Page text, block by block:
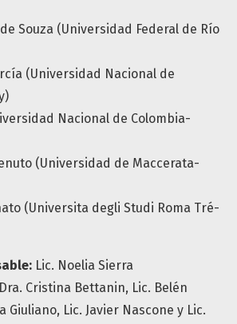
Souza (Universidad Federal de Río
(Universidad Nacional de
Nacional de Colombia-
(Universidad de Maccerata-
(Universita degli Studi Roma Tré-
Lic. Noelia Sierra
Dra. Cristina Bettanin, Lic. Belén
Giuliano, Lic. Javier Nascone y Lic.